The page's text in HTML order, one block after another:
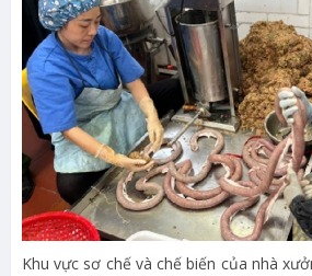
Khu vực sơ chế và chế biến của nhà